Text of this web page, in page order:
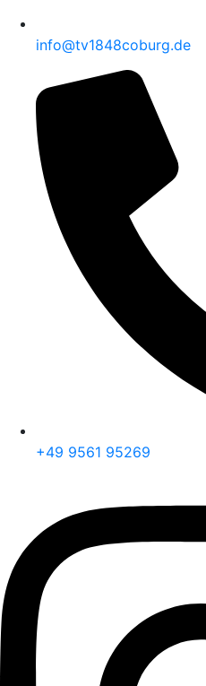
info@tv1848coburg.de
+49 9561 95269